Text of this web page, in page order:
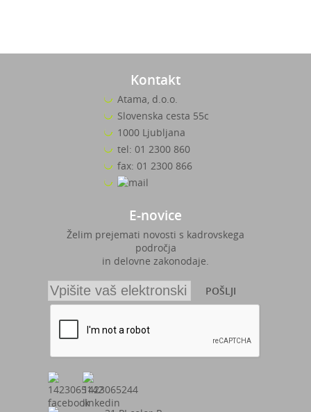
Kontakt
Atama, d.o.o.
Slovenska cesta 55c
1000 Ljubljana
tel: 01 2300 860
fax: 01 2300 866
E-novice
Želim prejemati novosti s kadrovskega
področja
in delovne zakonodaje.
POŠLJI